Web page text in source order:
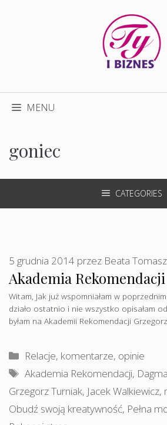
MENU
goniec
CATEGORIES
Akademia
5 grudnia 2014 przez Beata
Witam, Jak już wspomniałam w
działo ostatnio i nie wszystko opisałam
byłam na Akademii Rekomendacji
Kategorie
Relacje, komentarze, opinie
Tagi
Akademia Rekomendacji,
Grzegorz Turniak, Jacek Walkiewicz,
Obudź swoją kreatywność, Pełna